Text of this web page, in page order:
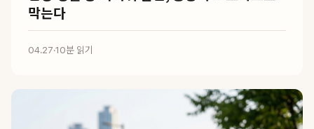
막는다
04.27·10분 읽기